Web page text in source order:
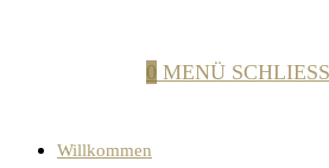
0 MENÜ
Willkommen